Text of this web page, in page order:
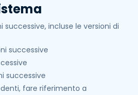
successive, incluse le versioni di
successive
successive
fare riferimento a